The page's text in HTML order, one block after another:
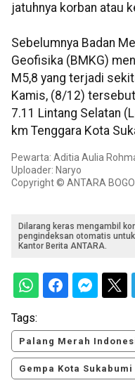
jatuhnya korban atau
Sebelumnya Badan
Geofisika (BMKG)
M5,8 yang terjadi
Kamis, (8/12)
7.11 Lintang Selatan
km Tenggara Kota
Pewarta: Aditia Aulia
Uploader: Naryo
Copyright © ANTARA
Dilarang keras mengambil
pengindeksan otomatis
Kantor Berita ANTARA.
Tags:
Palang Merah
Gempa Kota Sukabumi